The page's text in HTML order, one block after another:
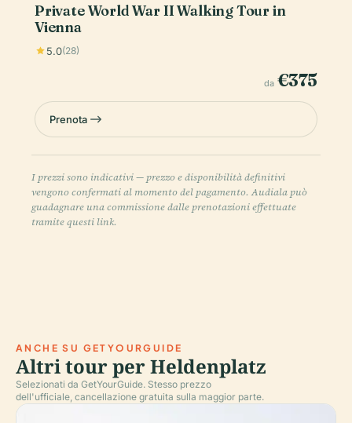
Private World War II Walking Tour in
Vienna
5.0(28)
da €375
Prenota
I prezzi sono indicativi — prezzo e disponibilità definitivi
vengono confermati al momento del pagamento. Audiala può
guadagnare una commissione dalle prenotazioni effettuate
tramite questi link.
ANCHE SU GETYOURGUIDE
Altri tour per Heldenplatz
Selezionati da GetYourGuide. Stesso prezzo
dell'ufficiale, cancellazione gratuita sulla maggior parte.